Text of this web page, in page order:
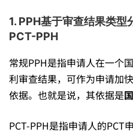
——
国
内
1. PPH基于审查结果类
PCT-PPH
常规PPH是指申请人在一个
利审查结果，可作为申请加
依据。也就是说，其依据是
PCT-PPH是指申请人的PCT